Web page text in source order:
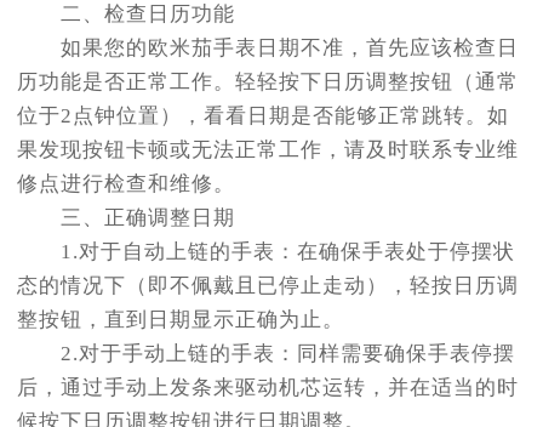
二、检查日历功能
如果您的欧米茄手表日期不准，首先应该检查日
历功能是否正常工作。轻轻按下日历调整按钮（通常
位于2点钟位置），看看日期是否能够正常跳转。如
果发现按钮卡顿或无法正常工作，请及时联系专业维
修点进行检查和维修。
三、正确调整日期
1.对于自动上链的手表：在确保手表处于停摆状
态的情况下（即不佩戴且已停止走动），轻按日历调
整按钮，直到日期显示正确为止。
2.对于手动上链的手表：同样需要确保手表停摆
后，通过手动上发条来驱动机芯运转，并在适当的时
候按下日历调整按钮进行日期调整。